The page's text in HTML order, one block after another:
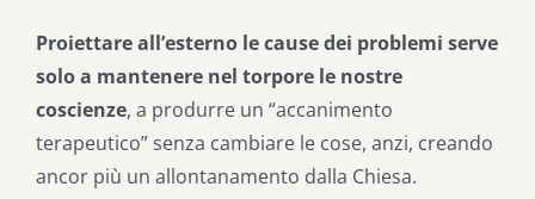
Proiettare all’esterno le cause dei problemi serve
solo a mantenere nel torpore le nostre
coscienze, a produrre un “accanimento
terapeutico” senza cambiare le cose, anzi, creando
ancor più un allontanamento dalla Chiesa.